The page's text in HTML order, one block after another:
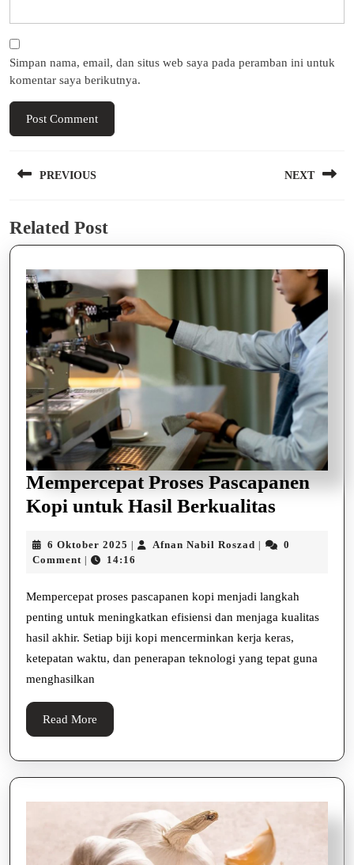
Simpan nama, email, dan situs web saya pada peramban ini untuk
komentar saya berikutnya.
pos
PREVIOUS
post:
NEXT
Related Post
Mempercepat Proses Pascapanen
Kopi untuk Hasil Berkualitas
untuk
Hasil
6 Oktober 2025 6
Oktober
Afnan Nabil Roszad Afnan0
Comment
14:16
Mempercepat proses pascapanen kopi menjadi langkah
penting untuk meningkatkan efisiensi dan menjaga kualitas
hasil akhir. Setiap biji kopi mencerminkan kerja keras,
ketepatan waktu, dan penerapan teknologi yang tepat guna
menghasilkan
Read More
More